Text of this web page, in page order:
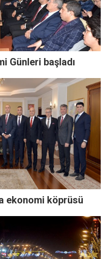
Günleri başladı
ekonomi köprüsü